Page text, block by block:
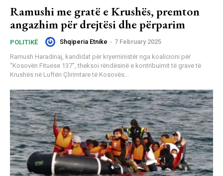
Ramushi me gratë e Krushës, premton
angazhim për drejtësi dhe përparim
POLITIKË Shqiperia Etnike - 7 February 2025
Ramush Haradinaj, kandidat për kryeministër nga koalicioni për
“Kosovën Fituese 137”, theksoi rëndësinë e kontribuimit të grave të
Krushës në Luftën Çlirimtare të Kosovës...